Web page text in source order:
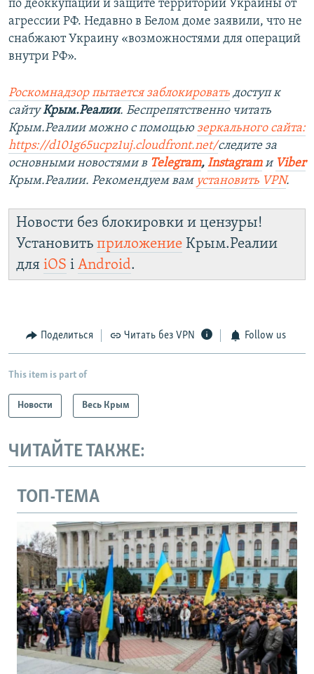
по деоккупации и защите территории Украины от
агрессии РФ. Недавно в Белом доме заявили, что не
снабжают Украину «возможностями для операций
внутри РФ».
Роскомнадзор пытается заблокировать доступ к
сайтуКрым.Реалии. Беспрепятственно читать
Крым.Реалии можно с помощью зеркального сайта:
https://d101g65ucpz1uj.cloudfront.net/следите за
основными новостями в Telegram, Instagram и Viber
Крым.Реалии. Рекомендуем вам установить VPN.
Новости без блокировки и цензуры!
Установить приложение Крым.Реалии
для iOS і Android.
Поделиться Читать без VPN Follow us
This item is part of
Новости Весь Крым
ЧИТАЙТЕ ТАКЖЕ:
ТОП-ТЕМА